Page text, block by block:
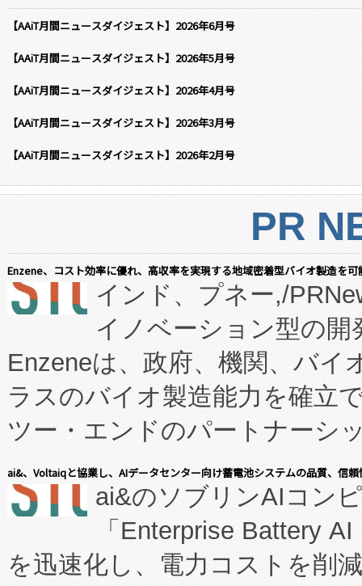
【AAiT月間ニュースダイジェスト】2026年6月号
【AAiT月間ニュースダイジェスト】2026年5月号
【AAiT月間ニュースダイジェスト】2026年4月号
【AAiT月間ニュースダイジェスト】2026年3月号
【AAiT月間ニュースダイジェスト】2026年2月号
PR
Enzene、コスト効率に優れ、高収率を実現する地域密着型バイオ製造を
インド、プネー,/
イノベーション型の
Enzeneは、政府、機関、バイ
ラスのバイオ製造能力を確立
ツー・エンドのパートナーシ
表しました。 同社の実績ある
manufacturing™ (FCCM™) プ
たNeXは、バイオ医薬品製造
従来のフェッドバッチ施設の
ai&、Voltaiqと協業し、AIデータセンター向け蓄電池システムの品質、信
ai&のソブリンAIコン
「Enterprise Battery
を迅速化し、電力コストを削